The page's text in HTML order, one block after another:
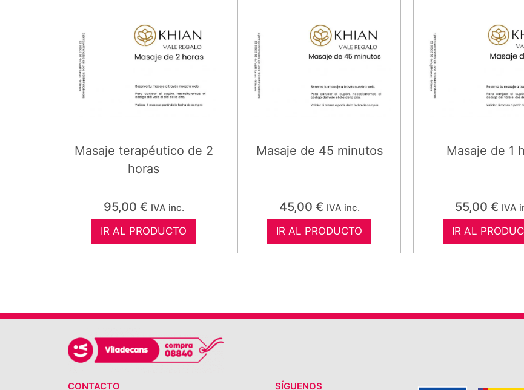
Masaje terapéutico de 2
horas
95,00 € IVA inc.
IR AL PRODUCTO
Masaje de 45 minutos
45,00 € IVA inc.
IR AL PRODUCTO
Masaje de 1
55,00 € IVA
IR AL
CONTACTO SÍGUENOS